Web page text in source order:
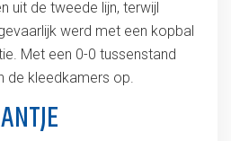
uit de tweede lijn, terwijl
werd met een kopbal
Met een 0-0 tussenstand
de kleedkamers op.